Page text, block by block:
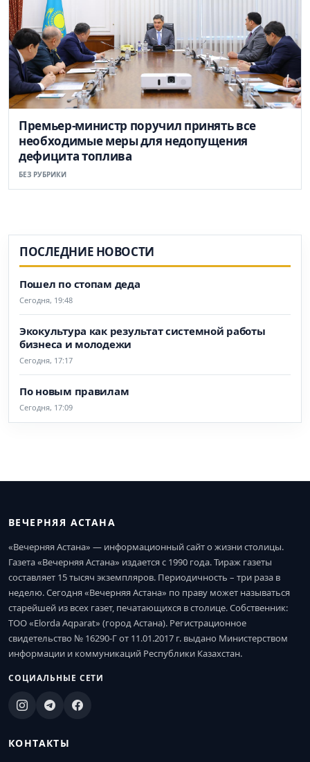
Премьер-министр поручил принять все
необходимые меры для недопущения
дефицита топлива
БЕЗ РУБРИКИ
ПОСЛЕДНИЕ НОВОСТИ
Пошел по стопам деда
Сегодня, 19:48
Экокультура как результат системной работы
бизнеса и молодежи
Сегодня, 17:17
По новым правилам
Сегодня, 17:09
ВЕЧЕРНЯЯ АСТАНА
«Вечерняя Астана» — информационный сайт о жизни столицы.
Газета «Вечерняя Астана» издается с 1990 года. Тираж газеты
составляет 15 тысяч экземпляров. Периодичность – три раза в
неделю. Сегодня «Вечерняя Астана» по праву может называться
старейшей из всех газет, печатающихся в столице. Собственник:
ТОО «Elorda Aqparat» (город Астана). Регистрационное
свидетельство № 16290-Г от 11.01.2017 г. выдано Министерством
информации и коммуникаций Республики Казахстан.
СОЦИАЛЬНЫЕ СЕТИ
КОНТАКТЫ